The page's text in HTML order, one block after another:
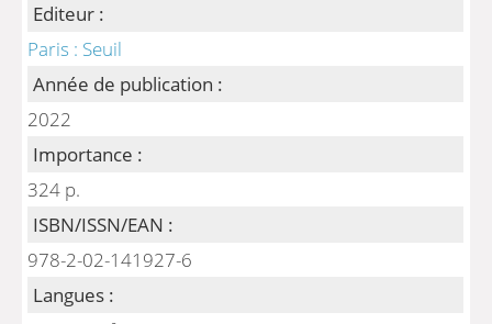
Editeur :
Paris : Seuil
Année de publication :
2022
Importance :
324 p.
ISBN/ISSN/EAN :
978-2-02-141927-6
Langues :